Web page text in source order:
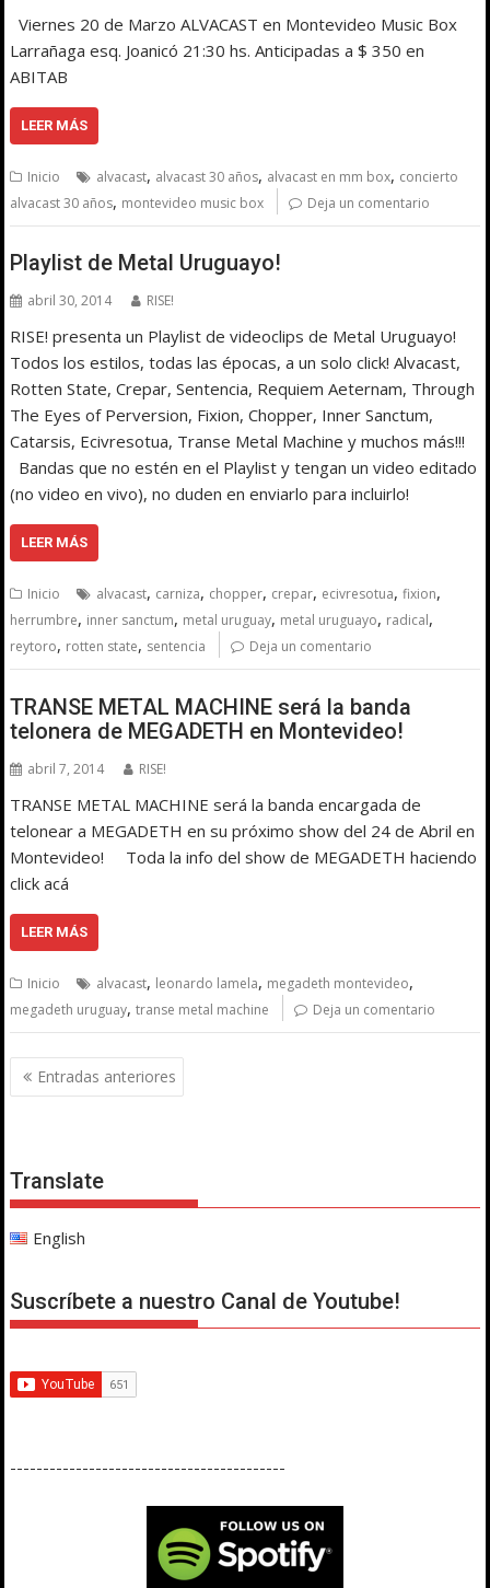
Viernes 20 de Marzo ALVACAST en Montevideo Music Box
Larrañaga esq. Joanicó 21:30 hs. Anticipadas a $ 350 en
ABITAB
LEER MÁS
Inicio alvacast, alvacast 30 años, alvacast en mm box, concierto
alvacast 30 años, montevideo music box Deja un comentario
Playlist de Metal Uruguayo!
abril 30, 2014 RISE!
RISE! presenta un Playlist de videoclips de Metal Uruguayo!
Todos los estilos, todas las épocas, a un solo click! Alvacast,
Rotten State, Crepar, Sentencia, Requiem Aeternam, Through
The Eyes of Perversion, Fixion, Chopper, Inner Sanctum,
Catarsis, Ecivresotua, Transe Metal Machine y muchos más!!!
Bandas que no estén en el Playlist y tengan un video editado
(no video en vivo), no duden en enviarlo para incluirlo!
LEER MÁS
Inicio alvacast, carniza, chopper, crepar, ecivresotua,fixion,
herrumbre, inner sanctum, metal uruguay, metal uruguayo, radical,
reytoro, rotten state, sentencia Deja un comentario
TRANSE METAL MACHINE será la banda
telonera de MEGADETH en Montevideo!
abril 7, 2014 RISE!
TRANSE METAL MACHINE será la banda encargada de
telonear a MEGADETH en su próximo show del 24 de Abril en
Montevideo! Toda la info del show de MEGADETH haciendo
click acá
LEER MÁS
Inicio alvacast, leonardo lamela, megadeth montevideo,
megadeth uruguay,transe metal machine Deja un comentario
Navegación
de
Entradas anteriores
Translate
English
Suscríbete a nuestro Canal de Youtube!
------------------------------------------